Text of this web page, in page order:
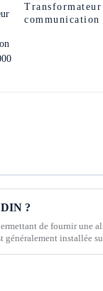
Transformateur
?
de fournir une
installée